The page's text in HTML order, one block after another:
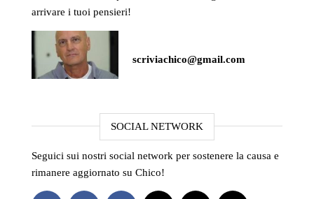
arrivare i tuoi pensieri!
scriviachico@gmail.com
SOCIAL NETWORK
Seguici sui nostri social network per sostenere la causa e
rimanere aggiornato su Chico!